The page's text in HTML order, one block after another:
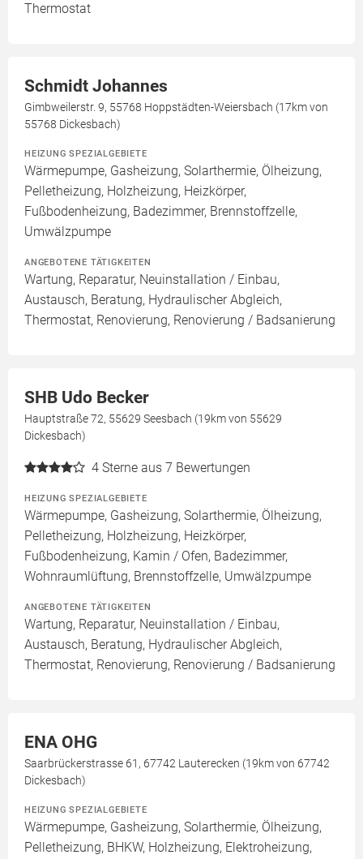
Thermostat
Schmidt Johannes
Gimbweilerstr. 9, 55768 Hoppstädten-Weiersbach (17km von
55768 Dickesbach)
HEIZUNG SPEZIALGEBIETE
Wärmepumpe, Gasheizung, Solarthermie, Ölheizung,
Pelletheizung, Holzheizung, Heizkörper,
Fußbodenheizung, Badezimmer, Brennstoffzelle,
Umwälzpumpe
ANGEBOTENE TÄTIGKEITEN
Wartung, Reparatur, Neuinstallation / Einbau,
Austausch, Beratung, Hydraulischer Abgleich,
Thermostat, Renovierung, Renovierung / Badsanierung
SHB Udo Becker
Hauptstraße 72, 55629 Seesbach (19km von 55629
Dickesbach)
4 Sterne aus 7 Bewertungen
HEIZUNG SPEZIALGEBIETE
Wärmepumpe, Gasheizung, Solarthermie, Ölheizung,
Pelletheizung, Holzheizung, Heizkörper,
Fußbodenheizung, Kamin / Ofen, Badezimmer,
Wohnraumlüftung, Brennstoffzelle, Umwälzpumpe
ANGEBOTENE TÄTIGKEITEN
Wartung, Reparatur, Neuinstallation / Einbau,
Austausch, Beratung, Hydraulischer Abgleich,
Thermostat, Renovierung, Renovierung / Badsanierung
ENA OHG
Saarbrückerstrasse 61, 67742 Lauterecken (19km von 67742
Dickesbach)
HEIZUNG SPEZIALGEBIETE
Wärmepumpe, Gasheizung, Solarthermie, Ölheizung,
Pelletheizung, BHKW, Holzheizung, Elektroheizung,